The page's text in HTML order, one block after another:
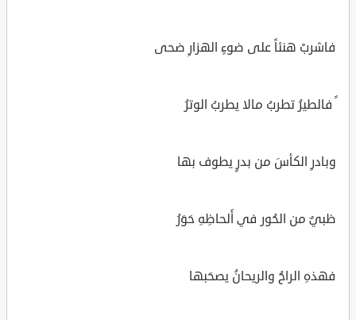
فاشربْ هنئاً على ضوءِِ الهزارِ ضحى
ً فالطيرُ تطربُ مالا يطربُ الوترُ
وبادرِ الكأسَ من بدرٍ يطوف بها
ظبيٌ من الحُور في أَلحاظِهِ حَوَرُ
فهذهِ الراحُ والريحانُ يصحَبها